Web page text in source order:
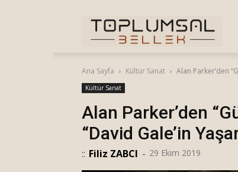
Bellek
Ana Sayfa Kültür Sanat Alan Parker’den
Kültür Sanat
Alan Parker’den
“David Gale’in
:: Filiz ZABCI - 29 Ekim 2019